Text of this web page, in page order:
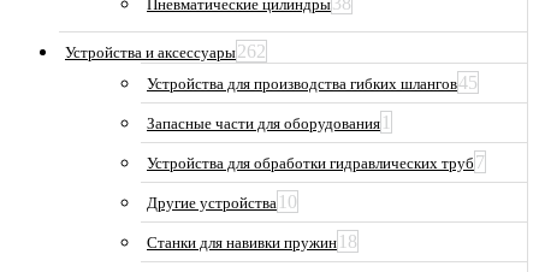
Пневматические цилиндры
Устройства и аксессуары262
Устройства для производства гибких шлангов45
Запасные части для оборудования 1
Устройства для обработки гидравлических труб 7
Другие устройства 10
Станки для навивки пружин 18